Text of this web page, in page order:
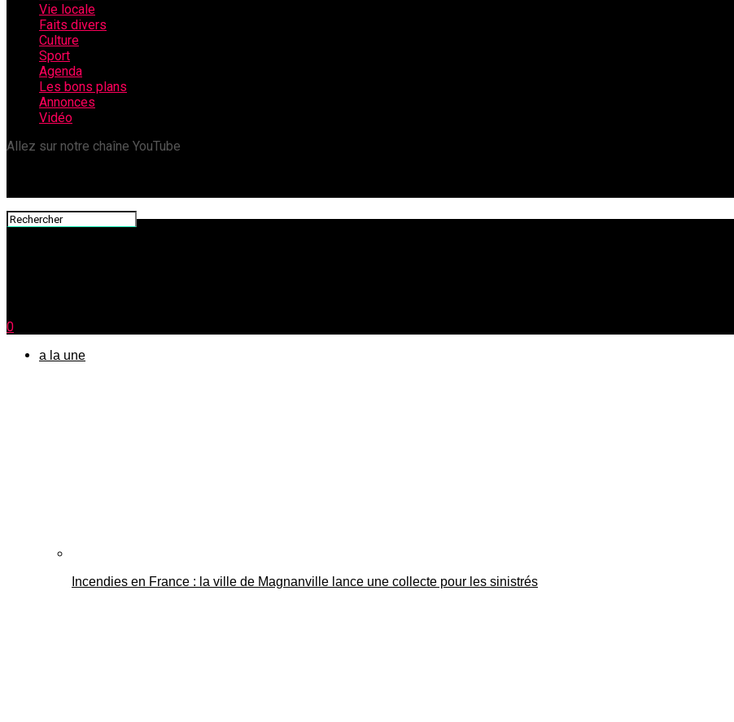
Vie locale
Faits divers
Culture
Sport
Agenda
Les bons plans
Annonces
Vidéo
Allez sur notre chaîne YouTube
0
a la une
Incendies en France : la ville de Magnanville lance une collecte pour les sinistrés